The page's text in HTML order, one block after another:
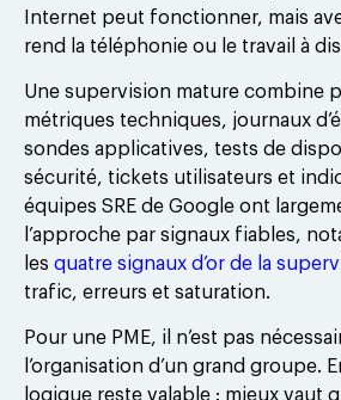
Internet peut fonctionner, mais
rend la téléphonie ou le travail à
Une supervision mature combine
métriques techniques, journaux
sondes applicatives, tests de
sécurité, tickets utilisateurs et
équipes SRE de Google ont
l’approche par signaux fiables,
les quatre signaux d’or de la
trafic, erreurs et saturation.
Pour une PME, il n’est pas
l’organisation d’un grand groupe.
logique reste valable : mieux vaut